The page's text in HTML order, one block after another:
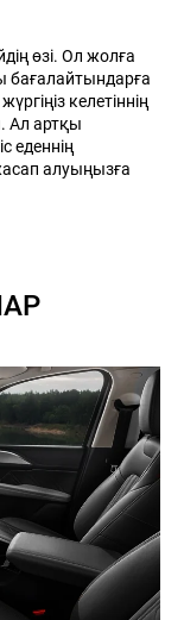
өзі. Ол жолға
келетіннің
Ал артқы
еденнің
алуыңызға